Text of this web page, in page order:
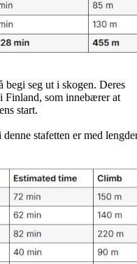
begi seg ut i skogen. Deres
Finland, som innebærer at
start.
stafetten er med